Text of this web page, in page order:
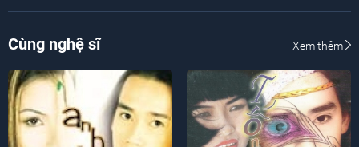
Cùng nghệ sĩ Xem thêm